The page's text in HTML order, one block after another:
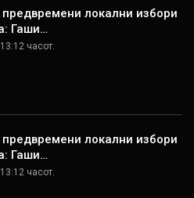
локални избори
Гаши…
часот.
локални избори
Гаши…
часот.